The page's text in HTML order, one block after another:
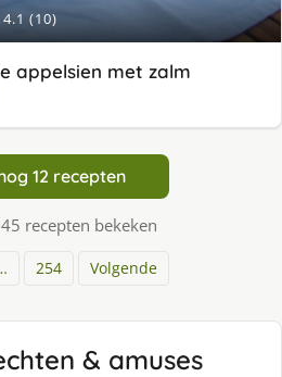
4.1 (10)
appelsien met zalm
12 recepten
recepten bekeken
254 Volgende
& amuses